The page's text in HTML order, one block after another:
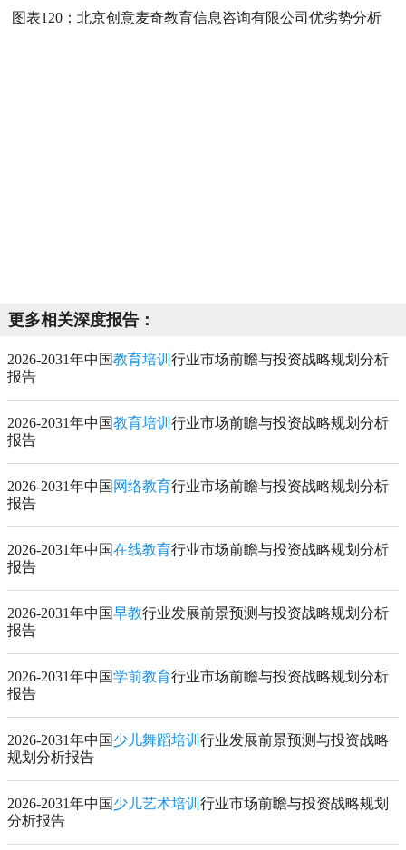
图表120：北京创意麦奇教育信息咨询有限公司优劣势分析
更多相关深度报告：
2026-2031年中国教育培训 行业市场前瞻与投资战略规划分析
报告
2026-2031年中国教育培训 行业市场前瞻与投资战略规划分析
报告
2026-2031年中国 网络教育行业市场前瞻与投资战略规划分析
报告
2026-2031年中国在线教育行业市场前瞻与投资战略规划分析
报告
2026-2031年中国早教行业发展前景预测与投资战略规划分析
报告
2026-2031年中国学前教育行业市场前瞻与投资战略规划分析
报告
2026-2031年中国 少儿舞蹈培训 行业发展前景预测与投资战略
规划分析报告
2026-2031年中国 少儿艺术培训 行业市场前瞻与投资战略规划
分析报告